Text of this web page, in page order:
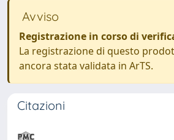
Avviso
Registrazione in corso di
La registrazione di questo
ancora stata validata in ArTS.
Citazioni